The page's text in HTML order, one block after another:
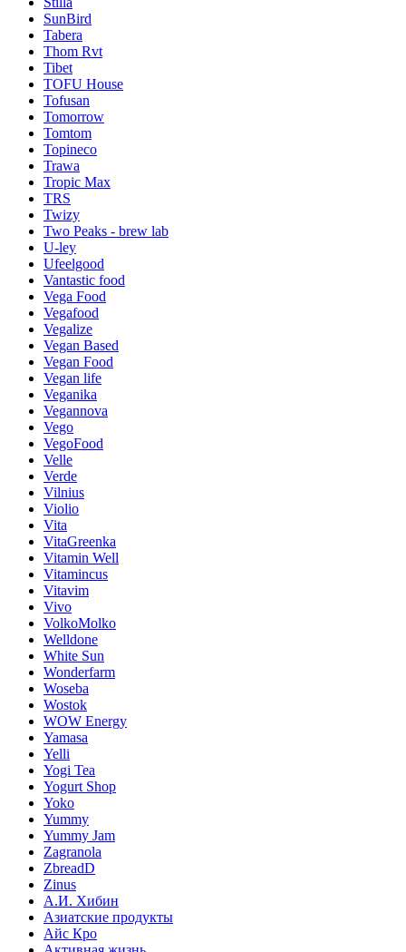
SunBird
Tabera
Thom Rvt
Tibet
TOFU House
Tofusan
Tomorrow
Tomtom
Topineco
Trawa
Tropic Max
TRS
Twizy
Two Peaks - brew lab
U-ley
Ufeelgood
Vantastic food
Vega Food
Vegafood
Vegalize
Vegan Based
Vegan Food
Vegan life
Veganika
Vegannova
Vego
VegoFood
Velle
Verde
Vilnius
Violio
Vita
VitaGreenka
Vitamin Well
Vitamincus
Vitavim
Vivo
VolkoMolko
Welldone
White Sun
Wonderfarm
Woseba
Wostok
WOW Energy
Yamasa
Yelli
Yogi Tea
Yogurt Shop
Yoko
Yummy
Yummy Jam
Zagranola
ZbreadD
Zinus
А.И. Хибин
Азиатские продукты
Айс Кро